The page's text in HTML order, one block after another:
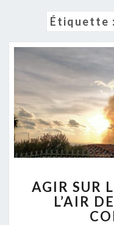
Étiquette :
AGIR SUR
L’AIR